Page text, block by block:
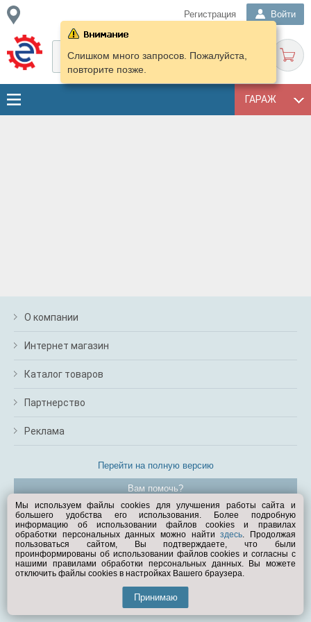
Регистрация Войти
ГАРАЖ
Слишком много запросов. Пожалуйста,
повторите позже.
О компании
Интернет магазин
Каталог товаров
Партнерство
Реклама
Перейти на полную версию
Вам помочь?
© Exist.ru 1998—2026
Мы используем файлы cookies для улучшения работы сайта и
большего удобства его использования. Более подробную
информацию об использовании файлов cookies и правилах
обработки персональных данных можно найтиздесь. Продолжая
пользоваться сайтом, Вы подтверждаете, что были
проинформированы об использовании файлов cookies и согласны с
нашими правилами обработки персональных данных. Вы можете
отключить файлы cookies в настройках Вашего браузера.
Принимаю